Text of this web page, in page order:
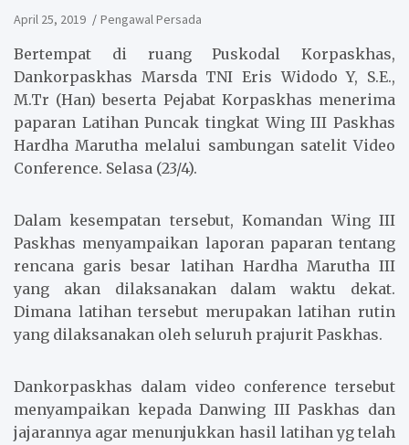
April 25, 2019 Pengawal Persada
Bertempat di ruang Puskodal Korpaskhas,
Dankorpaskhas Marsda TNI Eris Widodo Y, S.E.,
M.Tr (Han) beserta Pejabat Korpaskhas menerima
paparan Latihan Puncak tingkat Wing III Paskhas
Hardha Marutha melalui sambungan satelit Video
Conference. Selasa (23/4).
Dalam kesempatan tersebut, Komandan Wing III
Paskhas menyampaikan laporan paparan tentang
rencana garis besar latihan Hardha Marutha III
yang akan dilaksanakan dalam waktu dekat.
Dimana latihan tersebut merupakan latihan rutin
yang dilaksanakan oleh seluruh prajurit Paskhas.
Dankorpaskhas dalam video conference tersebut
menyampaikan kepada Danwing III Paskhas dan
jajarannya agar menunjukkan hasil latihan yg telah